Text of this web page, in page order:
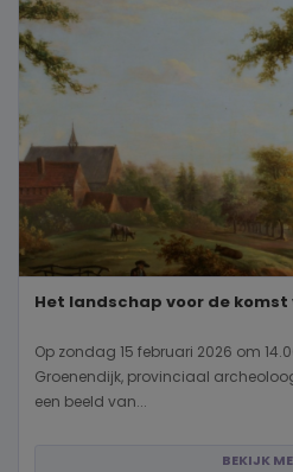
Het landschap voor de komst
Op zondag 15 februari 2026 om
Groenendijk, provinciaal
een beeld van...
BEKIJK